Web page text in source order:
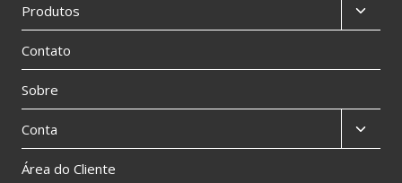
Produtos
Contato
Sobre
Conta
Área do Cliente